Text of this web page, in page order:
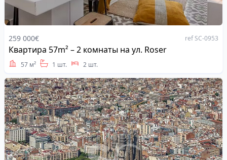
259 000€ ref SC-0953
Address
Квартира 57m² – 2 комнаты на ул. Roser
57 м² 1 шт. 2 шт.